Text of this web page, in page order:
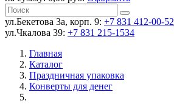
ул.Бекетова 3а, корп. 9: +7 831 412-00-52
ул.Чкалова 39: +7 831 215-1534
Главная
Каталог
Праздничная упаковка
Конверты для денег